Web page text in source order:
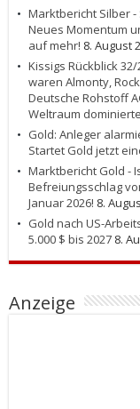
Marktbericht Silber
Neues Momentum
auf mehr! 8. August
Kissigs Rückblick
waren Almonty,
Deutsche Rohstoff
Weltraum
Gold: Anleger
Startet Gold jetzt
Marktbericht Gold -
Befreiungsschlag
Januar 2026! 8.
Gold nach US-
5.000 $ bis 2027 8.
Anzeige